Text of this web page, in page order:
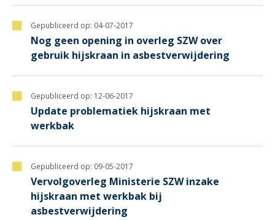
Gepubliceerd op: 04-07-2017
Nog geen opening in overleg SZW over
gebruik hijskraan in asbestverwijdering
Gepubliceerd op: 12-06-2017
Update problematiek hijskraan met
werkbak
Gepubliceerd op: 09-05-2017
Vervolgoverleg Ministerie SZW inzake
hijskraan met werkbak bij
asbestverwijdering